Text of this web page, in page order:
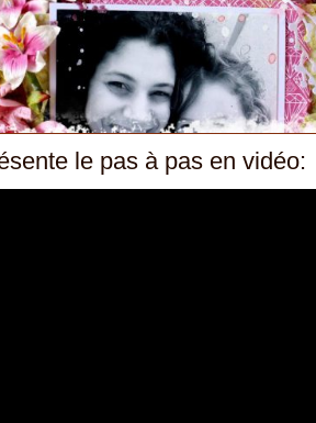
le pas à pas en vidéo: